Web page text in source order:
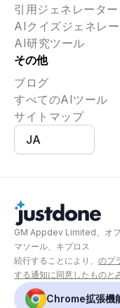
引用ジェネレーター
AIクイズジェネレ
AI研究ツール
その他
ブログ
すべてのAIツール
サイトマップ
JA
GM Appdev Limited、オ
マソール、キプロス
続行することにより、 のプ
する通知に同意したものと
Chrome拡張機